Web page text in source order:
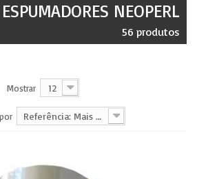
ESPUMADORES NEOPERL
56 produtos
Mostrar 12
Referência: Mais baixa primeiro